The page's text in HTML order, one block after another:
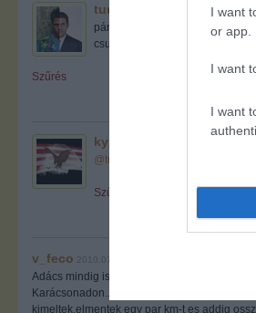
I want
or app.
I want
I want
turcsány karcsi elvtárs
párszor aránytalan mértékben
csuhaj
Szűrés
kyncza
@turcsány karcsi elvtárs
Szűrés
v_feco
Adács mindig is duuurva hely
Karácsonadon...az adacsi cigok nem
kimeltek.elmentek egy par km-t es addig